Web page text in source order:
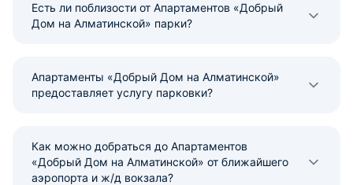
Есть ли поблизости от Апартаментов «Добрый
Дом на Алматинской» парки?
Апартаменты «Добрый Дом на Алматинской»
предоставляет услугу парковки?
Как можно добраться до Апартаментов
«Добрый Дом на Алматинской» от ближайшего
аэропорта и ж/д вокзала?